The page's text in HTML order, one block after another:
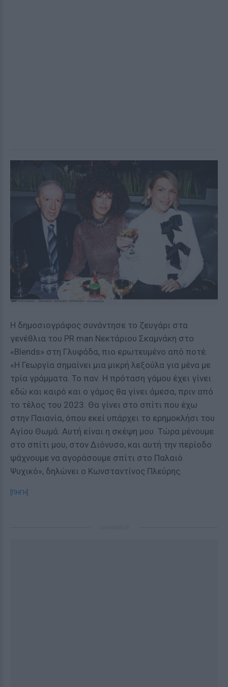
Η δημοσιογράφος συνάντησε το ζευγάρι στα
γενέθλια του PR man Νεκτάριου Σκαμνάκη στο
«Blends» στη Γλυφάδα, πιο ερωτευμένο από ποτέ.
«Η Γεωργία σημαίνει μια μικρή λεξούλα για μένα με
τρία γράμματα. Το παν. Η πρόταση γάμου έχει γίνει
εδώ και καιρό και ο γάμος θα γίνει άμεσα, πριν από
το τέλος του 2023. Θα γίνει στο σπίτι που έχω
στην Παιανία, όπου εκεί υπάρχει το ερημοκλήσι του
Αγίου Θωμά. Αυτή είναι η σκέψη μου. Τώρα μένουμε
στο σπίτι μου, στον Διόνυσο, και αυτή την περίοδο
ψάχνουμε να αγοράσουμε σπίτι στο Παλαιό
Ψυχικό», δηλώνει ο Κωνσταντίνος Πλεύρης.
[ΠΗΓΗ]